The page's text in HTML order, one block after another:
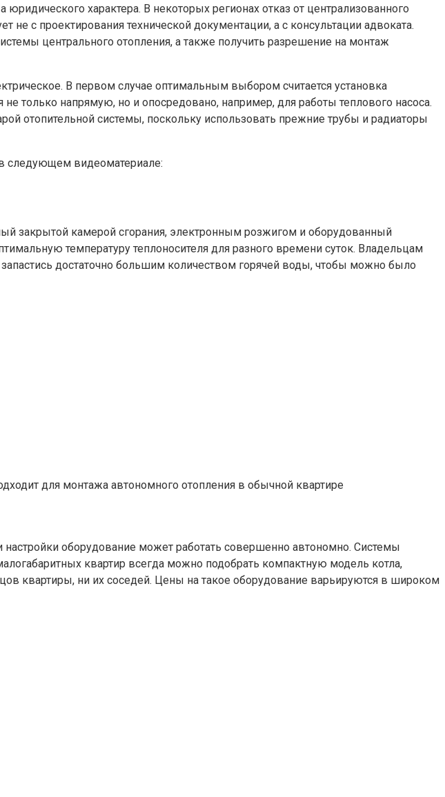
характера. В некоторых регионах отказ от централизованного
с проектирования технической документации, а с консультации адвоката.
центрального отопления, а также получить разрешение на монтаж
В первом случае оптимальным выбором считается установка
не только напрямую, но и опосредовано, например, для работы теплового насоса.
отопительной системы, поскольку использовать прежние трубы и радиаторы
следующем видеоматериале:
закрытой камерой сгорания, электронным розжигом и оборудованный
температуру теплоносителя для разного времени суток. Владельцам
достаточно большим количеством горячей воды, чтобы можно было
для монтажа автономного отопления в обычной квартире
оборудование может работать совершенно автономно. Системы
квартир всегда можно подобрать компактную модель котла,
квартиры, ни их соседей. Цены на такое оборудование варьируются в широком